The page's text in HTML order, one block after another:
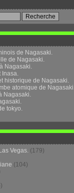
de Nagasaki.
de Nagasaki.
Nagasaki.
Inasa.
historique de Nagasaki.
atomique de Nagasaki.
Nagasaki.
tokyo.
Vegas. (179)
(104)